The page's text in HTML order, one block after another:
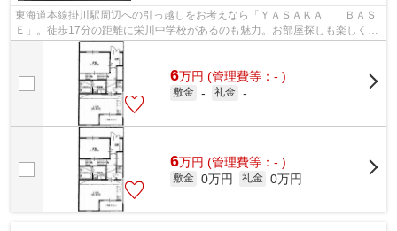
東海道本線掛川駅周辺への引っ越しをお考えなら「ＹＡＳＡＫＡ ＢＡＳ
Ｅ」。徒歩17分の距離に栄川中学校があるのも魅力。お部屋探しも楽しく。
掛川市や東海道本線掛川付近のことな...
6万円 (管理費等：- )
敷金 - 礼金 -
6万円 (管理費等：- )
敷金 0万円 礼金 0万円